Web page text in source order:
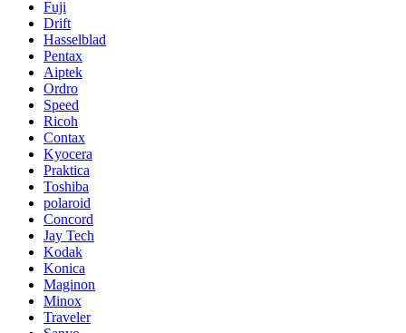
Fuji
Drift
Hasselblad
Pentax
Aiptek
Ordro
Speed
Ricoh
Contax
Kyocera
Praktica
Toshiba
polaroid
Concord
Jay Tech
Kodak
Konica
Maginon
Minox
Traveler